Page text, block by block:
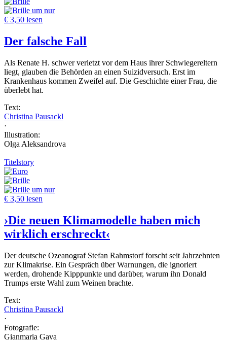
um nur
€ 3,50 lesen
Der falsche Fall
Als Renate H. schwer verletzt vor dem Haus ihrer Schwiegereltern
liegt, glauben die Behörden an einen Suizidversuch. Erst im
Krankenhaus kommen Zweifel auf. Die Geschichte einer Frau, die
überlebt hat.
Text:
Christina Pausackl
·
Illustration:
Olga Aleksandrova
Titelstory
um nur
€ 3,50 lesen
›Die neuen Klimamodelle haben mich
wirklich erschreckt‹
Der deutsche Ozeanograf Stefan Rahmstorf forscht seit Jahrzehnten
zur Klimakrise. Ein Gespräch über Warnungen, die ignoriert
werden, drohende Kipppunkte und darüber, warum ihn Donald
Trumps erste Wahl zum Weinen brachte.
Text:
Christina Pausackl
·
Fotografie:
Gianmaria Gava